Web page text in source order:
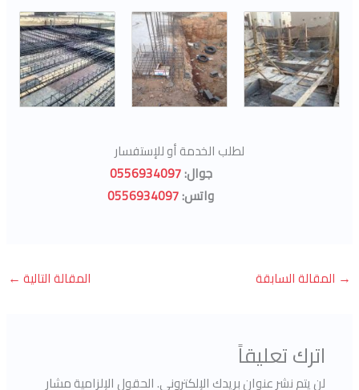
لطلب الخدمة أو للإستفسار
جوال:0556934097
واتس:0556934097
→ المقالة السابقة المقالة التالية ←
اترك تعليقاً
لن يتم نشر عنوان بريدك الإلكتروني.الحقول الإلزامية مشار